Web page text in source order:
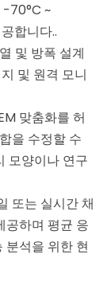
-70°C ~
합니다..
및 방폭 설계
및 원격 모니
맞춤화를 허
을 수정할 수
모양이나 연구
또는 실시간 채
공하며 평균 응
분석을 위한 현